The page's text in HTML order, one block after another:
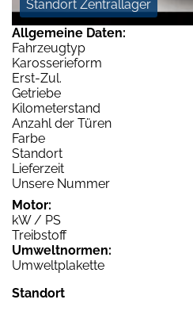
Standort Zentrallager
Allgemeine Daten:
Fahrzeugtyp
Karosserieform
Erst-Zul.
Getriebe
Kilometerstand
Anzahl der Türen
Farbe
Standort
Lieferzeit
Unsere Nummer
Motor:
kW / PS
Treibstoff
Umweltnormen:
Umweltplakette
Standort